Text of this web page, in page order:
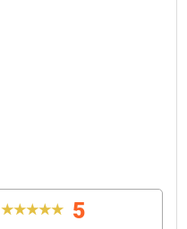
★★★★★ 5